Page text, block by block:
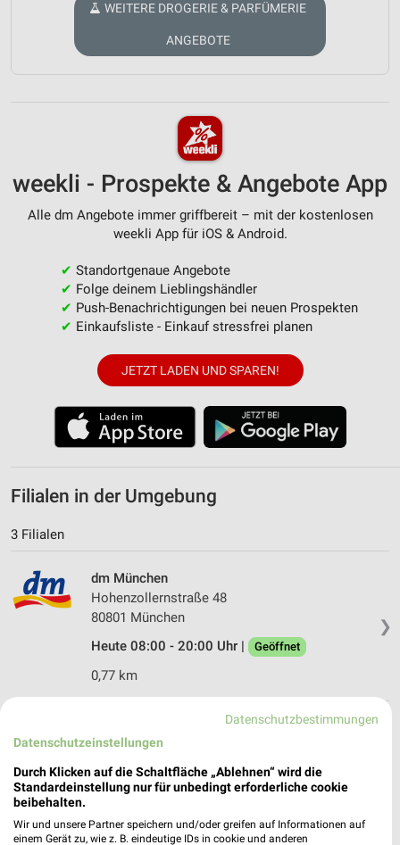
WEITERE DROGERIE & PARFÜMERIE
ANGEBOTE
weekli - Prospekte & Angebote App
Alle dm Angebote immer griffbereit – mit der kostenlosen
weekli App für iOS & Android.
✔ Standortgenaue Angebote
✔ Folge deinem Lieblingshändler
✔ Push-Benachrichtigungen bei neuen Prospekten
✔ Einkaufsliste - Einkauf stressfrei planen
JETZT LADEN UND SPAREN!
Filialen in der Umgebung
3 Filialen
❯
dm München
Hohenzollernstraße 48
80801 München
Heute 08:00 - 20:00 Uhr |
Geöffnet
0,77 km
Leopoldstraße 158
80804 München
Heute 08:00 - 20:00 Uhr |
Geöffnet
0,88 km
Datenschutzbestimmungen
Datenschutzeinstellungen
Durch Klicken auf die Schaltfläche „Ablehnen“ wird die
Standardeinstellung nur für unbedingt erforderliche cookie
beibehalten.
Wir und unsere Partner speichern und/oder greifen auf Informationen auf
einem Gerät zu, wie z. B. eindeutige IDs in cookie und anderen